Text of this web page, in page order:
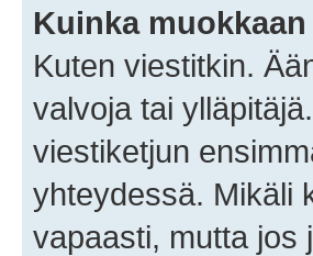
Kuinka
Kuten viestitkin.
valvoja tai
viestiketjun
yhteydessä. Mikäli
vapaasti, mutta jos